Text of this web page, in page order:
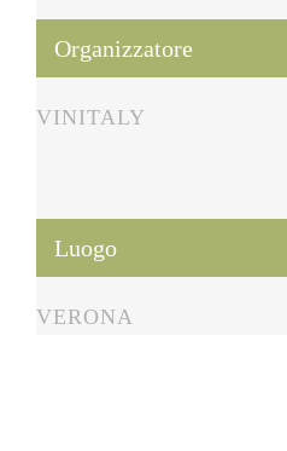
Organizzatore
VINITALY
Luogo
VERONA